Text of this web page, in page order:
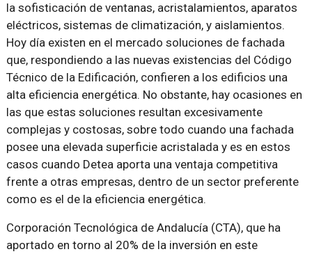
la sofisticación de ventanas, acristalamientos, aparatos
eléctricos, sistemas de climatización, y aislamientos.
Hoy día existen en el mercado soluciones de fachada
que, respondiendo a las nuevas existencias del Código
Técnico de la Edificación, confieren a los edificios una
alta eficiencia energética. No obstante, hay ocasiones en
las que estas soluciones resultan excesivamente
complejas y costosas, sobre todo cuando una fachada
posee una elevada superficie acristalada y es en estos
casos cuando Detea aporta una ventaja competitiva
frente a otras empresas, dentro de un sector preferente
como es el de la eficiencia energética.
Corporación Tecnológica de Andalucía (CTA), que ha
aportado en torno al 20% de la inversión en este